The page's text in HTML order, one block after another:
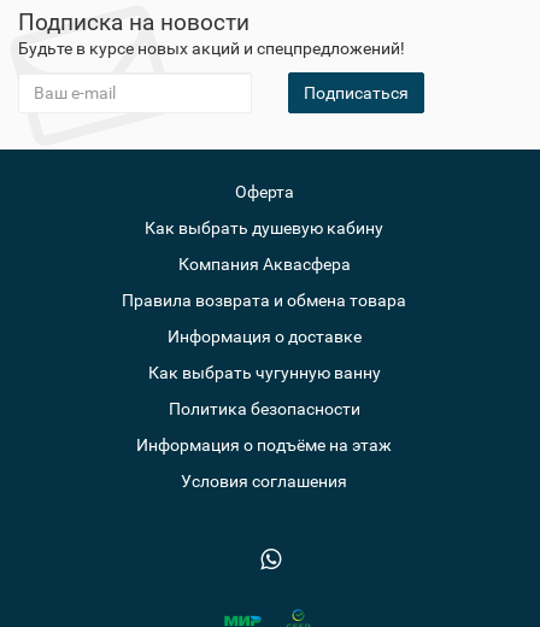
Подписка на новости
Будьте в курсе новых акций и спецпредложений!
Подписаться
Оферта
Как выбрать душевую кабину
Компания Аквасфера
Правила возврата и обмена товара
Информация о доставке
Как выбрать чугунную ванну
Политика безопасности
Информация о подъёме на этаж
Условия соглашения